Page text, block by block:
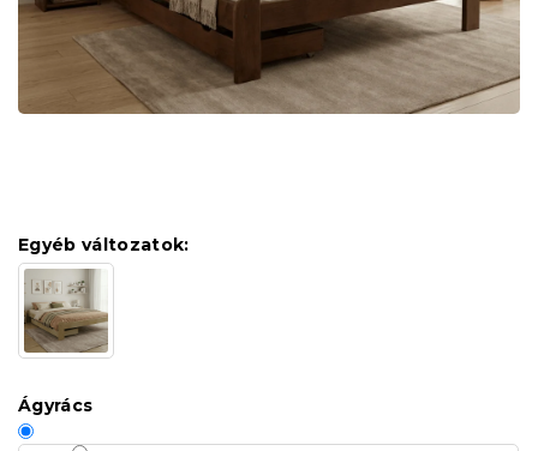
Egyéb változatok:
Ágyrács